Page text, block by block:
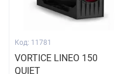
Код: 11781
VORTICE LINEO 150
QUIET